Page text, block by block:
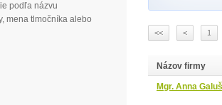
podľa názvu
mena tlmočníka alebo
<< < 1
Názov firmy
Mgr. Anna